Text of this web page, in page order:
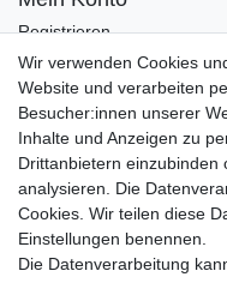
Registrieren
Login
Newsletter
E-MAIL **
Newsletter
Honig
Hiermit bestätige ich, dass ich
Einwilligung kann ich jederzeit
Wir verwenden Cookies
Website und verarbeiten
Besucher:innen unserer
Inhalte und Anzeigen zu
Drittanbietern einzubinden
analysieren. Die
Cookies. Wir teilen diese
Einstellungen benennen.
Die Datenverarbeitung